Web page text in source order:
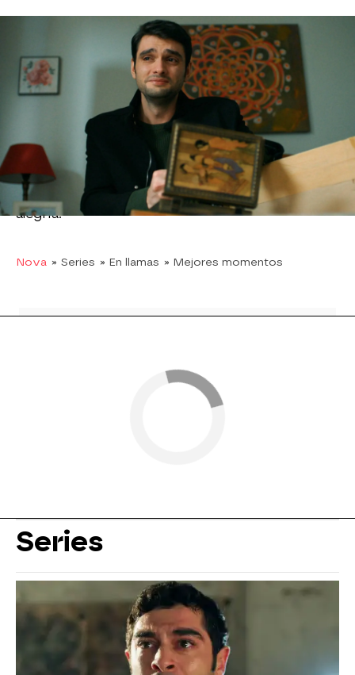
Rüya zcude a casa de Tomris para pedirle el
favor, pero ella rechaza la propuesta.No quiere
que nadie pueda descubrir su engañoy que la
persona a la que cuida no es su hija Simal, sino
Çicek. Durante la conversación con Rüya,
Çicek
descubre que Alí está allí y se acerca a la
puerta de la calle para verlo. Está muy
emocionada por ello, pero Alí no la puede
reconocer con tantos vendajes, así que la saluda
desde la distancia y actúa como si nada. Sea
como fuera, para Çicek ha supuesto una gran
alegría.
Nova » Series » En llamas » Mejores momentos
Series